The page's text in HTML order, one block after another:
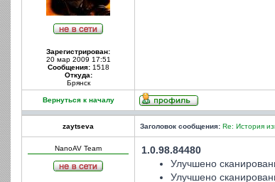
Зарегистрирован:
20 мар 2009 17:51
Сообщения:1518
Откуда:
Брянск
Вернуться к началу
zaytseva Заголовок сообщения: Re: История
NanoAV Team
1.0.98.84480
Улучшено
Улучшено